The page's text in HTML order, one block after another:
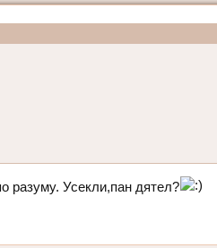
разуму. Усекли,пан дятел?